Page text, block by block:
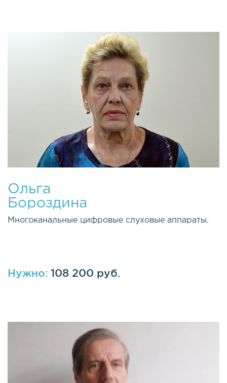
Ольга
Бороздина
Многоканальные цифровые слуховые аппараты.
Нужно: 108 200 руб.